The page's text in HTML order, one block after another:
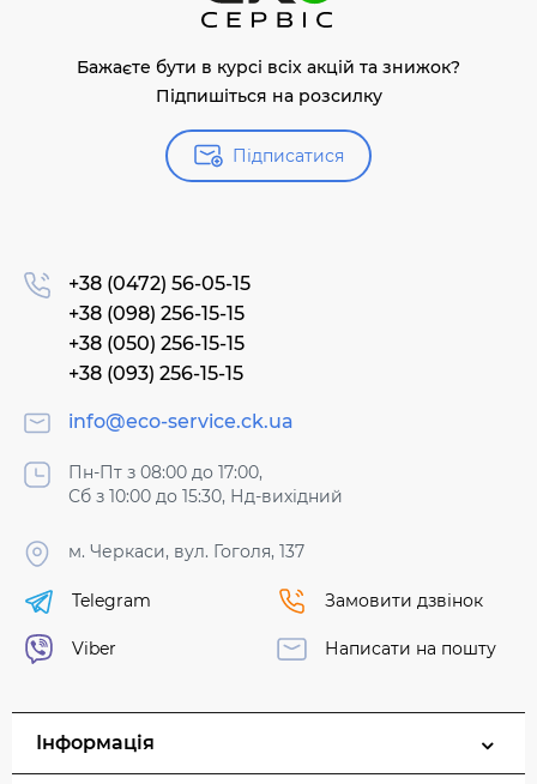
Бажаєте бути в курсі всіх акцій та знижок?
Підпишіться на розсилку
Підписатися
+38 (0472) 56-05-15
+38 (098) 256-15-15
+38 (050) 256-15-15
+38 (093) 256-15-15
info@eco-service.ck.ua
Пн-Пт з 08:00 до 17:00,
Сб з 10:00 до 15:30, Нд-вихідний
м. Черкаси, вул. Гоголя, 137
Telegram
Viber
Замовити дзвінок
Написати на пошту
Інформація